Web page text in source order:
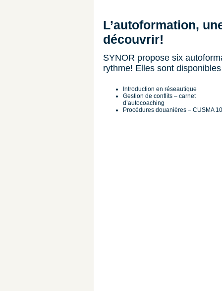
L’autoformation,
découvrir!
SYNOR propose six
rythme! Elles sont
Introduction en réseautique
Gestion de conflits – carnet
d’autocoaching
Procédures douanières – CUSMA